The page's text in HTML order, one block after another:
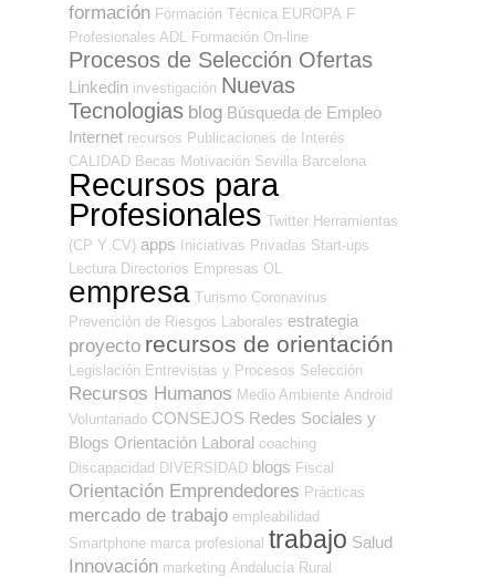
formación Formación Técnica EUROPA F
Profesionales ADL
Formación On-line
Procesos de Selección Ofertas
Linkedin investigación Nuevas
Tecnologias blog Búsqueda de Empleo
Internet recursos Publicaciones de Interés
CALIDAD Becas Motivación Sevilla Barcelona
Recursos para
Profesionales Twitter Herramientas
(CP Y CV) apps Iniciativas Privadas Start-ups
Lectura Directorios Empresas OL
empresa Turismo Coronavirus
Prevención de Riesgos Laborales estrategia
proyecto recursos de orientación
Legislación Entrevistas y Procesos Selección
Recursos Humanos Medio Ambiente Android
Voluntariado CONSEJOS Redes Sociales y
Blogs Orientación Laboral coaching
Discapacidad DIVERSIDAD blogs Fiscal
Orientación Emprendedores Prácticas
mercado de trabajo empleabilidad
Smartphone marca profesional trabajo Salud
Innovación marketing Andalucía Rural